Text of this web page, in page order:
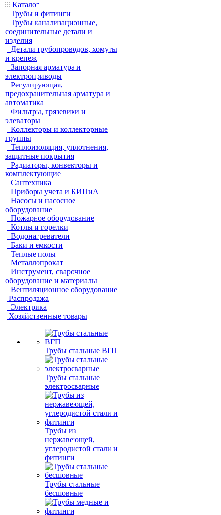
Каталог
Трубы и фитинги
Трубы канализационные,
соединительные детали и
изделия
Детали трубопроводов, хомуты
и крепеж
Запорная арматура и
электроприводы
Регулирующая,
предохранительная арматура и
автоматика
Фильтры, грязевики и
элеваторы
Коллекторы и коллекторные
группы
Теплоизоляция, уплотнения,
защитные покрытия
Радиаторы, конвекторы и
комплектующие
Сантехника
Приборы учета и КИПиА
Насосы и насосное
оборудование
Пожарное оборудование
Котлы и горелки
Водонагреватели
Баки и емкости
Теплые полы
Металлопрокат
Инструмент, сварочное
оборудование и материалы
Вентиляционное оборудование
Распродажа
Электрика
Хозяйственные товары
Трубы стальные ВГП
Трубы стальные
электросварные
Трубы из
нержавеющей,
углеродистой стали и
фитинги
Трубы стальные
бесшовные